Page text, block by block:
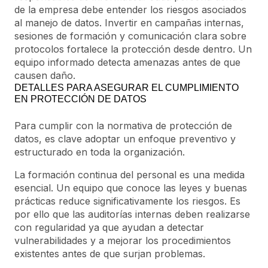
de la empresa debe entender los riesgos asociados
al manejo de datos. Invertir en campañas internas,
sesiones de formación y comunicación clara sobre
protocolos fortalece la protección desde dentro. Un
equipo informado detecta amenazas antes de que
causen daño.
DETALLES PARA ASEGURAR EL CUMPLIMIENTO
EN PROTECCIÓN DE DATOS
Para cumplir con la normativa de protección de
datos, es clave adoptar un enfoque preventivo y
estructurado en toda la organización.
La formación continua del personal es una medida
esencial. Un equipo que conoce las leyes y buenas
prácticas reduce significativamente los riesgos. Es
por ello que las auditorías internas deben realizarse
con regularidad ya que ayudan a detectar
vulnerabilidades y a mejorar los procedimientos
existentes antes de que surjan problemas.